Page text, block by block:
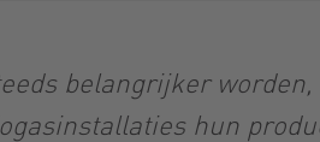
belangrijker
hun